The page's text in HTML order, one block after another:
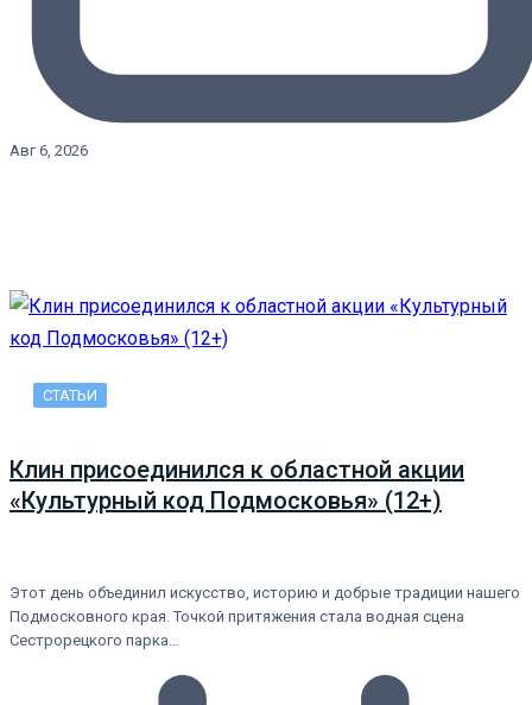
Авг 6, 2026
СТАТЬИ
Клин присоединился к областной акции
«Культурный код Подмосковья» (12+)
Этот день объединил искусство, историю и добрые традиции нашего
Подмосковного края. Точкой притяжения стала водная сцена
Сестрорецкого парка…